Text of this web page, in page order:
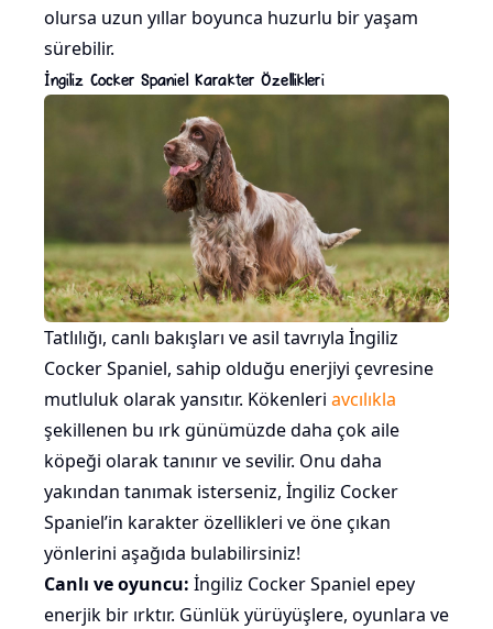
olursa uzun yıllar boyunca huzurlu bir yaşam
sürebilir.
İngiliz Cocker Spaniel Karakter Özellikleri
Tatlılığı, canlı bakışları ve asil tavrıyla İngiliz
Cocker Spaniel, sahip olduğu enerjiyi çevresine
mutluluk olarak yansıtır. Kökenleri avcılıkla
şekillenen bu ırk günümüzde daha çok aile
köpeği olarak tanınır ve sevilir. Onu daha
yakından tanımak isterseniz, İngiliz Cocker
Spaniel’in karakter özellikleri ve öne çıkan
yönlerini aşağıda bulabilirsiniz!
Canlı ve oyuncu: İngiliz Cocker Spaniel epey
enerjik bir ırktır. Günlük yürüyüşlere, oyunlara ve